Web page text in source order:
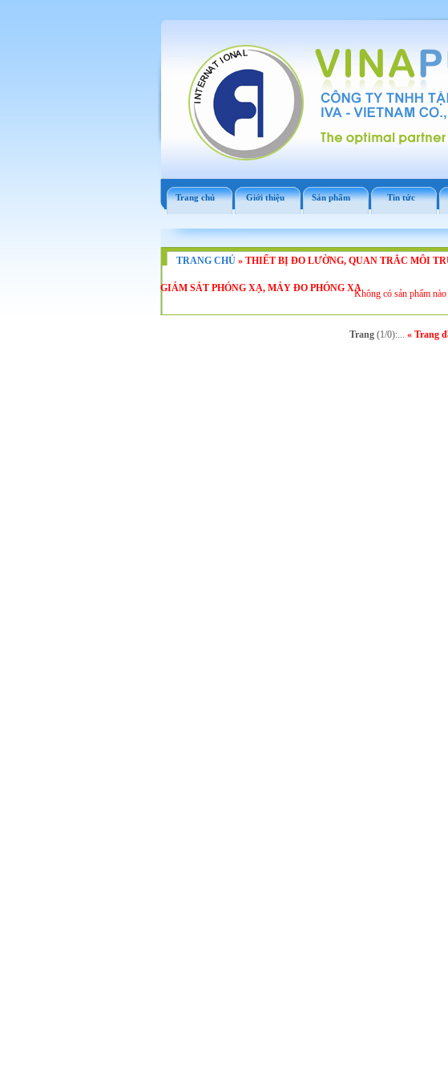
Trang chủ Giới thiệu Sản phẩm Tin tức
TRANG CHỦ» THIẾT BỊ ĐO LƯỜNG, QUAN TRẮC MÔI
GIÁM SÁT PHÓNG XẠ, MÁY ĐO PHÓNG XẠKhông có sản phẩm
Trang (1/0):... « Trang